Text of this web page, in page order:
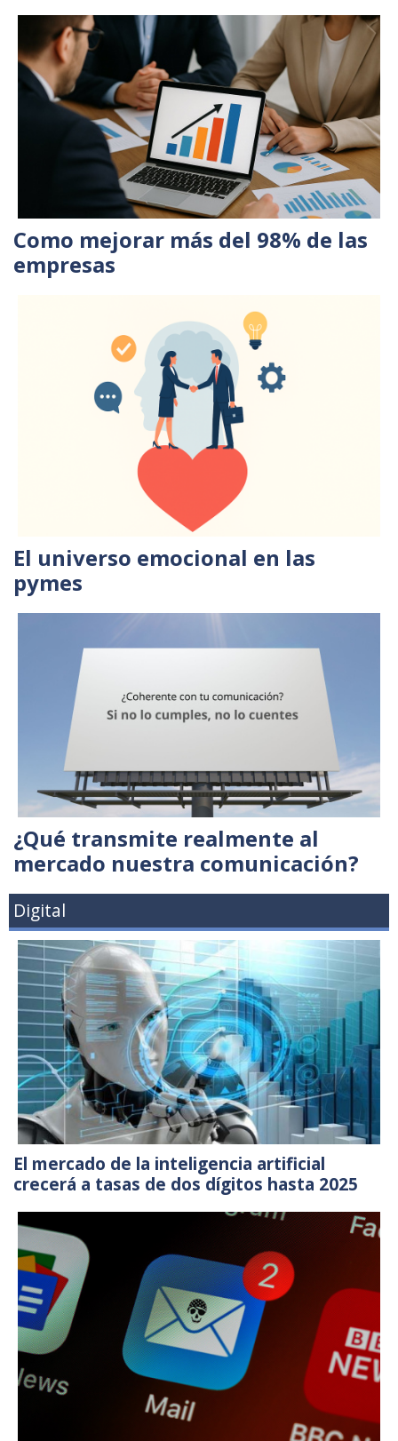
Como mejorar más del 98% de las
empresas
El universo emocional en las
pymes
¿Qué transmite realmente al
mercado nuestra comunicación?
Digital
El mercado de la inteligencia artificial
crecerá a tasas de dos dígitos hasta 2025